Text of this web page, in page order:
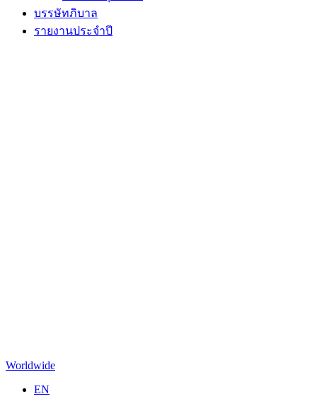
บรรษัทภิบาล
รายงานประจำปี
Worldwide
EN